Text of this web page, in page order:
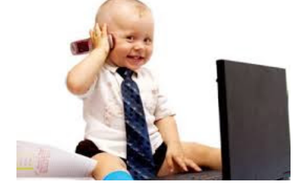
edição, quatro iniciativas dividirão R$ 100 mil. A ação
conjunta dos ministérios da Educação e da Cultura busca
reconhecer as melhores experiências de promoção da
leitura no país. Este ano, a novidade é o interesse por
projetos que tenham crianças e jovens como
protagonistas. Além da possibilidade de fazer a inscrição
individualmente, com autorização dos responsáveis, eles
também podem aparecer no público-alvo das iniciativas.
“Tem os dois vieses: os projetos em que a criança e o
jovem são benefi...